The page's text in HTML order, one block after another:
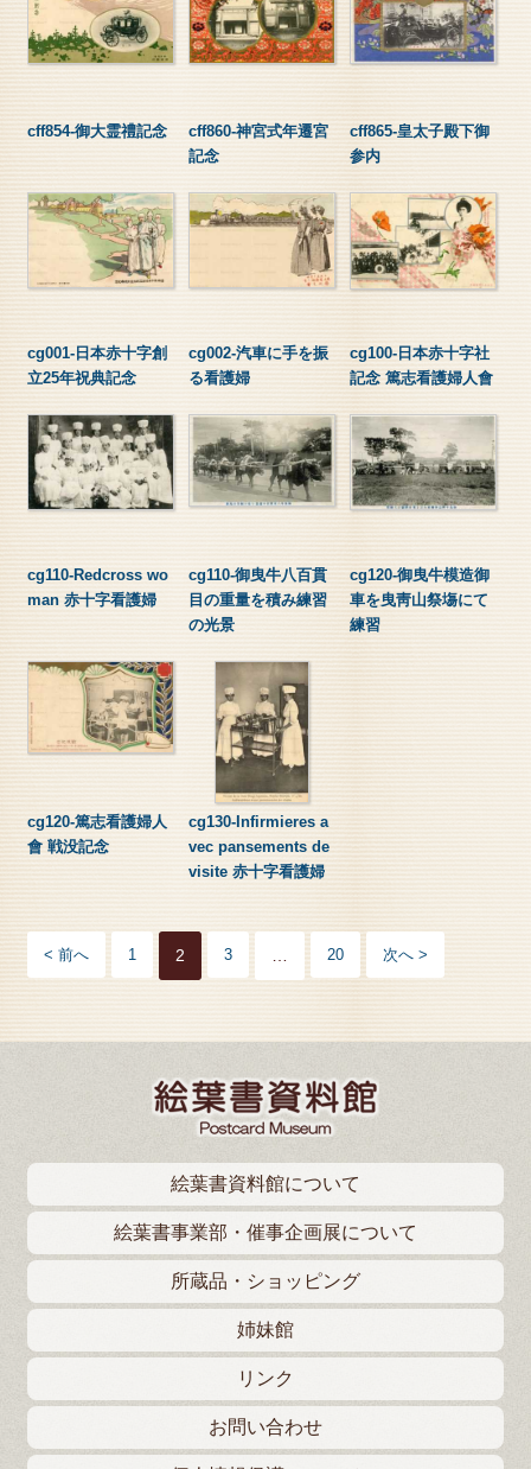
cff854-御大霊禮記念
cff860-神宮式年遷宮
記念
cff865-皇太子殿下御
参内
cg001-日本赤十字創
立25年祝典記念
cg002-汽車に手を振
る看護婦
cg100-日本赤十字社
記念 篤志看護婦人會
cg110-Redcross wo
man 赤十字看護婦
cg110-御曳牛八百貫
目の重量を積み練習
の光景
cg120-御曳牛模造御
車を曳靑山祭塲にて
練習
cg120-篤志看護婦人
會 戦没記念
cg130-Infirmieres a
vec pansements de
visite 赤十字看護婦
< 前へ 1 2 3 20 次へ >
絵葉書資料館について
絵葉書事業部・催事企画展について
所蔵品・ショッピング
姉妹館
リンク
お問い合わせ